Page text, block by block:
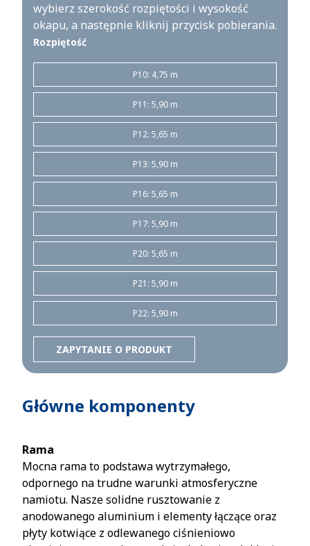
wybierz szerokość rozpiętości i wysokość
okapu, a następnie kliknij przycisk pobierania.
Rozpiętość
P10: 4,75 m
P11: 5,90 m
P12: 5,65 m
P13: 5,90 m
P16: 5,65 m
P17: 5,90 m
P20: 5,65 m
P21: 5,90 m
P22: 5,90 m
ZAPYTANIE O PRODUKT
Główne komponenty
Rama
Mocna rama to podstawa wytrzymałego,
odpornego na trudne warunki atmosferyczne
namiotu. Nasze solidne rusztowanie z
anodowanego aluminium i elementy łączące oraz
płyty kotwiące z odlewanego ciśnieniowo